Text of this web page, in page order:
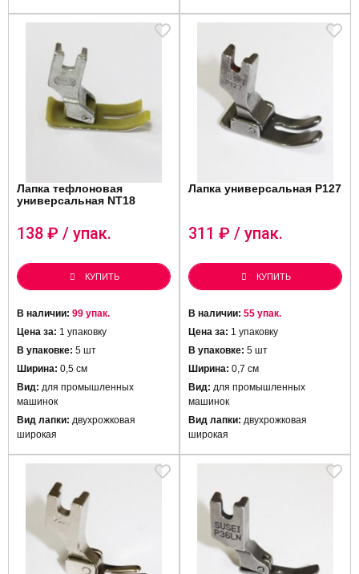
Лапка тефлоновая
универсальная NT18
138 ₽ / упак.
КУПИТЬ
В наличии: 99 упак.
Цена за: 1 упаковку
В упаковке: 5 шт
Ширина: 0,5 см
Вид: для промышленных
машинок
Вид лапки: двухрожковая
широкая
Лапка универсальная P127
311 ₽ / упак.
КУПИТЬ
В наличии: 55 упак.
Цена за: 1 упаковку
В упаковке: 5 шт
Ширина: 0,7 см
Вид: для промышленных
машинок
Вид лапки: двухрожковая
широкая